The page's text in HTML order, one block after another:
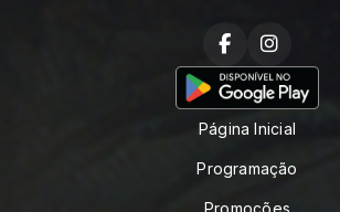
Página Inicial
Programação
Promoções